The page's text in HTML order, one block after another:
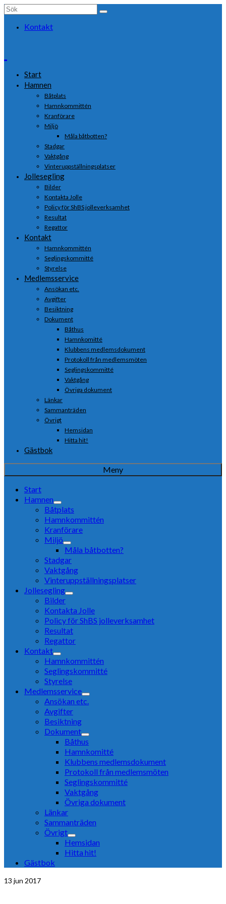
Search
Kontakt
Start
Hamnen
Båtplats
Hamnkommittén
Kranförare
Miljö
Måla båtbotten?
Stadgar
Vaktgång
Vinteruppställningsplatser
Jollesegling
Bilder
Kontakta Jolle
Policy för ShBS jolleverksamhet
Resultat
Regattor
Kontakt
Hamnkommittén
Seglingskommitté
Styrelse
Medlemsservice
Ansökan etc.
Avgifter
Besiktning
Dokument
Båthus
Hamnkomitté
Klubbens medlemsdokument
Protokoll från medlemsmöten
Seglingskommitté
Vaktgång
Övriga dokument
Länkar
Sammanträden
Övrigt
Hemsidan
Hitta hit!
Gästbok
Meny
Start
Hamnen
Båtplats
Hamnkommittén
Kranförare
Miljö
Måla båtbotten?
Stadgar
Vaktgång
Vinteruppställningsplatser
Jollesegling
Bilder
Kontakta Jolle
Policy för ShBS jolleverksamhet
Resultat
Regattor
Kontakt
Hamnkommittén
Seglingskommitté
Styrelse
Medlemsservice
Ansökan etc.
Avgifter
Besiktning
Dokument
Båthus
Hamnkomitté
Klubbens medlemsdokument
Protokoll från medlemsmöten
Seglingskommitté
Vaktgång
Övriga dokument
Länkar
Sammanträden
Övrigt
Hemsidan
Hitta hit!
Gästbok
13 jun 2017